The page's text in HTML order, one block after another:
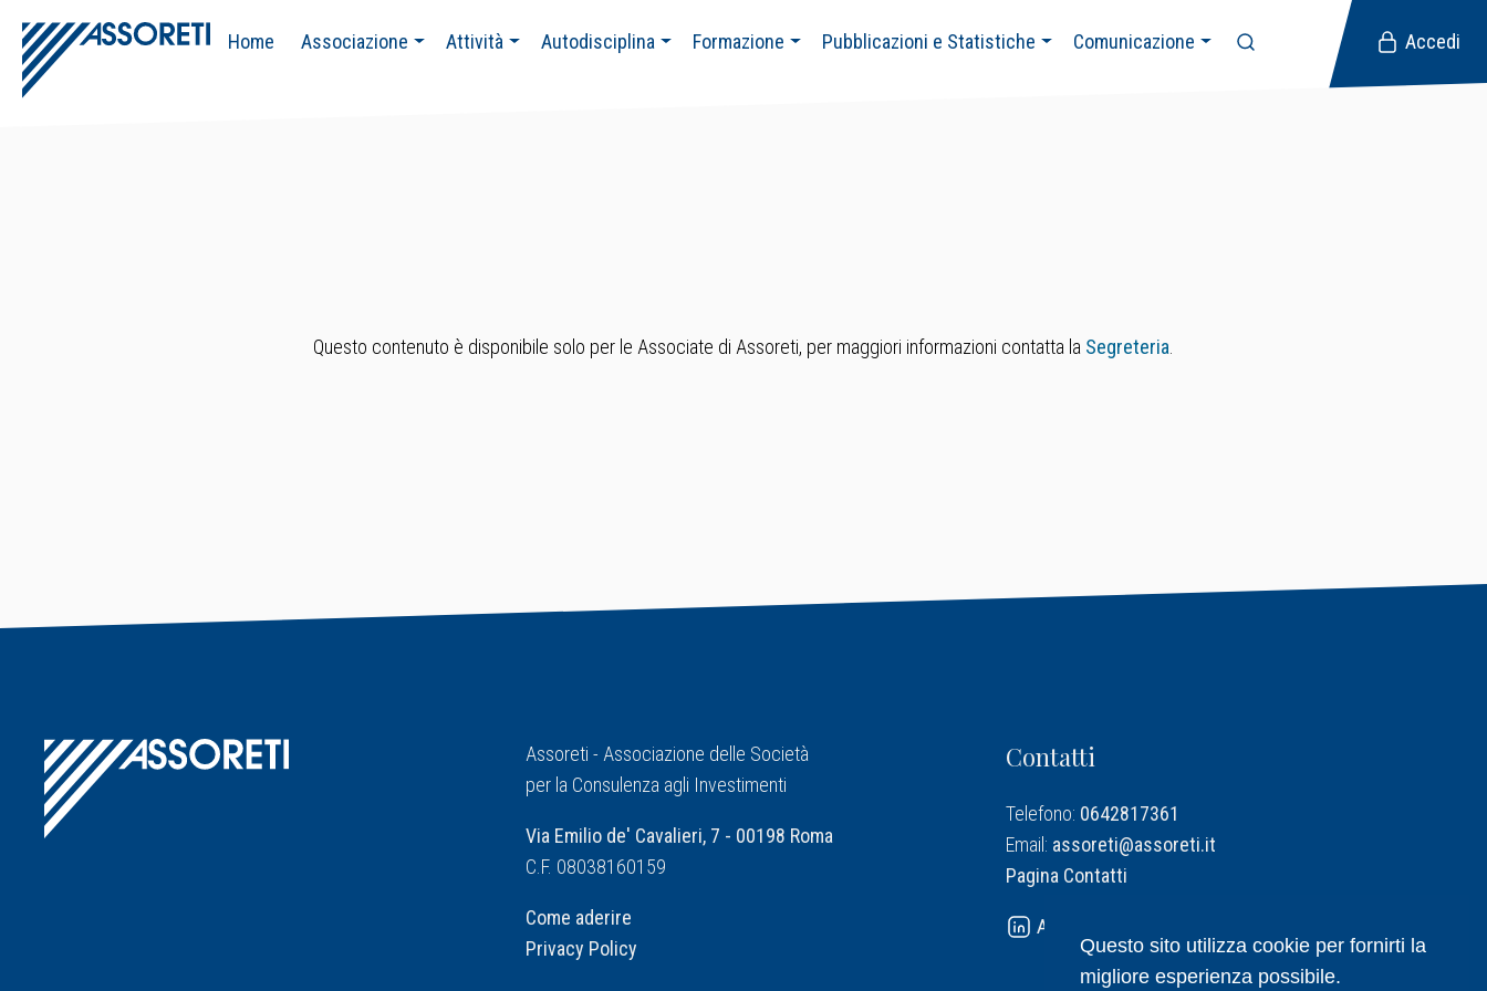
Questo sito utilizza cookie per fornirti la
migliore esperienza possibile.
Accedi
Home Associazione Attività Autodisciplina Formazione Pubblicazioni e Statistiche Comunicazione
Questo contenuto è disponibile solo per le Associate di Assoreti, per maggiori informazioni contatta la Segreteria
Assoreti - Associazione delle Società
per la Consulenza agli Investimenti
Via Emilio de' Cavalieri, 7 - 00198 Roma
C.F. 08038160159
Come aderire
Privacy Policy
Contatti
Telefono: 0642817361
Email: assoreti@assoreti.it
Pagina Contatti
Assoreti su Linkedin